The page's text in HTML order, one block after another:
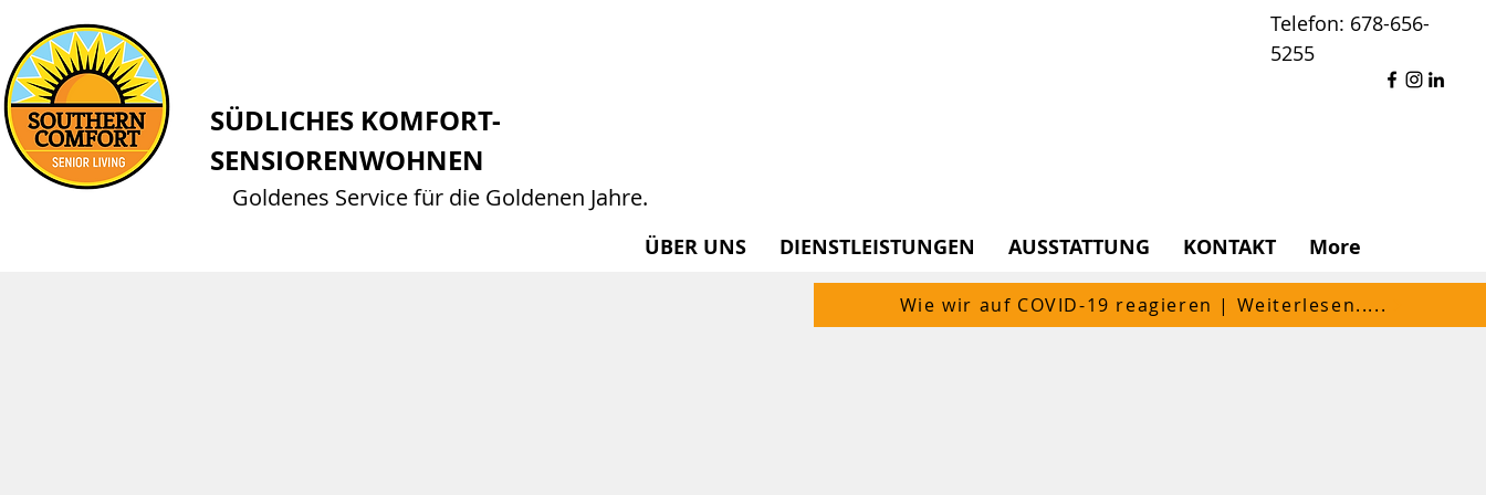
Telefon: 678-656-
5255
SÜDLICHES KOMFORT-
SENSIORENWOHNEN
Goldenes Service für die Goldenen Jahre.
ÜBER UNS DIENSTLEISTUNGEN AUSSTATTUNG KONTAKT More
Wie wir auf COVID-19 reagieren | Weiterlesen.....